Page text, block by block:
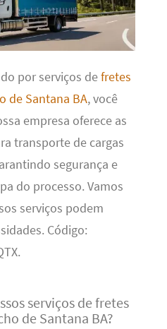
por serviços defretes
de Santana BA, você
empresa oferece as
transporte de cargas
segurança e
do processo. Vamos
serviços podem
Código:
serviços de fretes
de Santana BA?